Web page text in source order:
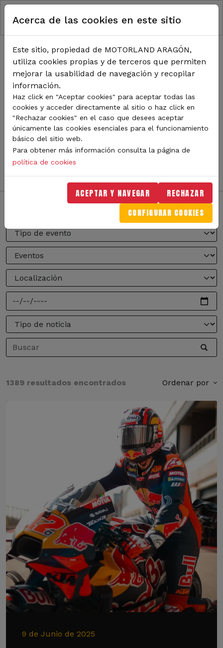
Pasar al contenido principal
RUTA DE NAVEGACIÓN
Inicio Noticias
TODA LA ACTUALIDAD DE
MOTORLAND
Sigue de cerca todas las novedades de MotorLand
Aragón. Aquí encontrarás noticias sobre eventos,
competiciones, pilotos, novedades del circuito y
mucho más. Filtra por categoría o tipo de contenido y
no te pierdas nada del mundo del motor.
1389 resultados encontrados Ordenar por
9 de Junio de 2025
Acerca de las cookies en este sitio
Este sitio, propiedad de MOTORLAND ARAGÓN,
utiliza cookies propias y de terceros que permiten
mejorar la usabilidad de navegación y recopilar
información.
Haz click en "Aceptar cookies" para aceptar todas las
cookies y acceder directamente al sitio o haz click en
"Rechazar cookies" en el caso que desees aceptar
únicamente las cookies esenciales para el funcionamiento
básico del sitio web.
Para obtener más información consulta la página de
política de cookies
ACEPTAR Y NAVEGAR RECHAZAR
CONFIGURAR COOKIES